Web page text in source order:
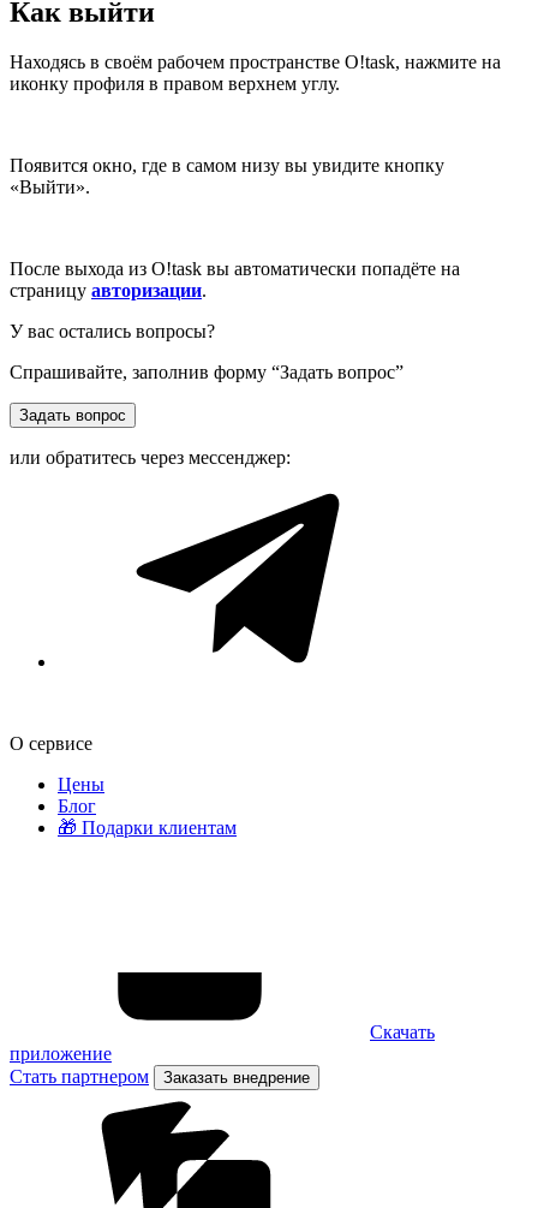
Как выйти
Находясь в своём рабочем пространстве O!task, нажмите на
иконку профиля в правом верхнем углу.
Появится окно, где в самом низу вы увидите кнопку
«Выйти».
После выхода из O!task вы автоматически попадёте на
страницу авторизации.
У вас остались вопросы?
Спрашивайте, заполнив форму “Задать вопрос”
Задать вопрос
или обратитесь через мессенджер:
О сервисе
Цены
Блог
🎁 Подарки клиентам
Скачать
приложение
Стать партнером
Заказать внедрение